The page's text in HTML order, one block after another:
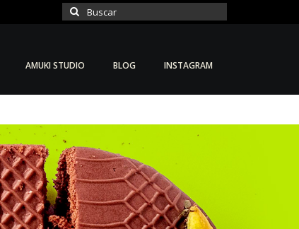
Buscar
por:
AMUKI STUDIO BLOG INSTAGRAM